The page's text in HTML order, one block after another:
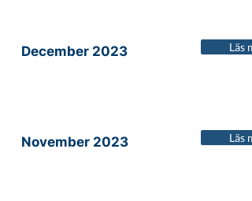
December 2023 Läs
November 2023 Läs